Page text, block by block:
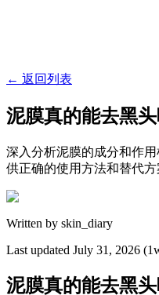
← 返回列表
泥膜真的能去黑头
深入分析泥膜的成分和作
供正确的使用方法和替代方
Written by skin_diary
Last updated July 31, 2026
泥膜真的能去黑头